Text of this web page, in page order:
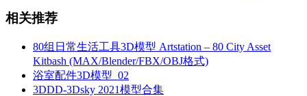
相关推荐
80组日常生活工具3D模型 Artstation – 80 City Asset
Kitbash (MAX/Blender/FBX/OBJ格式)
浴室配件3D模型_02
3DDD-3Dsky 2021模型合集